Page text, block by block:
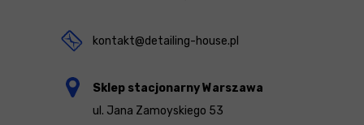
kontakt@detailing-house.pl
Sklep stacjonarny Warszawa
ul. Jana Zamoyskiego 53